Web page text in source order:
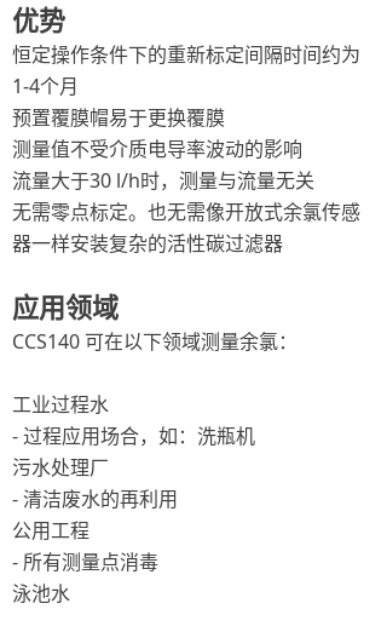
优势
恒定操作条件下的重新标定间隔时间约为
1-4个月
预置覆膜帽易于更换覆膜
测量值不受介质电导率波动的影响
流量大于30 l/h时，测量与流量无关
无需零点标定。也无需像开放式余氯传感
器一样安装复杂的活性碳过滤器
应用领域
CCS140 可在以下领域测量余氯：
工业过程水
- 过程应用场合，如：洗瓶机
污水处理厂
- 清洁废水的再利用
公用工程
- 所有测量点消毒
泳池水